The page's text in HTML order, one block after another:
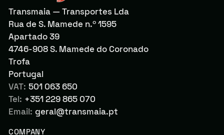
Transmaia — Transportes Lda
Rua de S. Mamede n.º 1595
Apartado 39
4746-908 S. Mamede do Coronado
Trofa
Portugal
VAT: 501 063 650
Tel: +351 229 865 070
Email: geral@transmaia.pt
COMPANY